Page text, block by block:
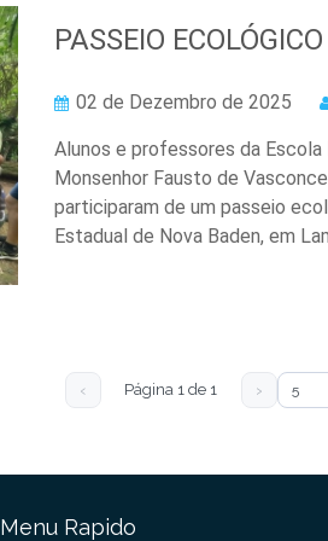
PASSEIO ECOLÓGICO
02 de Dezembro de 2025
Alunos e professores da Escola
Monsenhor Fausto de
participaram de um passeio
Estadual de Nova Baden, em
‹ Página 1 de 1 ›
Menu Rapido